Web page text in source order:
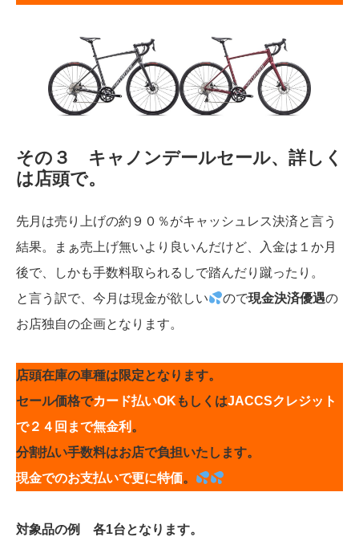
その３ キャノンデールセール、詳しく
は店頭で。
先月は売り上げの約９０％がキャッシュレス決済と言う
結果。まぁ売上げ無いより良いんだけど、入金は１か月
後で、しかも手数料取られるしで踏んだり蹴ったり。
と言う訳で、今月は現金が欲しい
ので現金決済優遇の
お店独自の企画となります。
店頭在庫の車種は限定となります。
セール価格でカード払いOK もしくはJACCSクレジット
で２４回まで無金利 。
分割払い手数料はお店で負担いたします。
現金でのお支払いで更に特価。
対象品の例 各1台となります。